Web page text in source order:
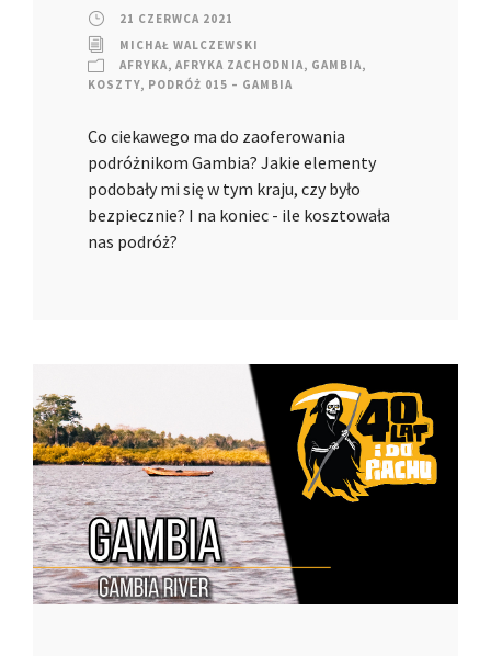
21 CZERWCA 2021
MICHAŁ WALCZEWSKI
AFRYKA, AFRYKA ZACHODNIA, GAMBIA,
KOSZTY, PODRÓŻ 015 – GAMBIA
Co ciekawego ma do zaoferowania
podróżnikom Gambia? Jakie elementy
podobały mi się w tym kraju, czy było
bezpiecznie? I na koniec - ile kosztowała
nas podróż?